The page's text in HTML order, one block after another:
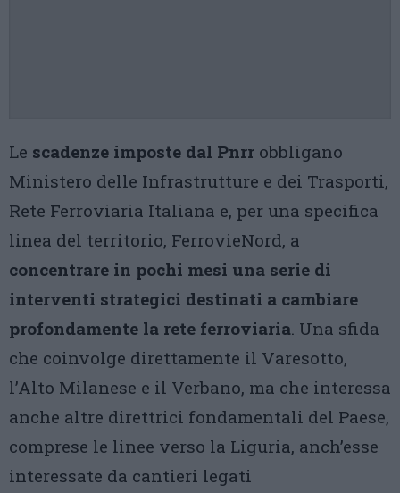
Le scadenze imposte dal Pnrr obbligano
Ministero delle Infrastrutture e dei Trasporti,
Rete Ferroviaria Italiana e, per una specifica
linea del territorio, FerrovieNord, a
concentrare in pochi mesi una serie di
interventi strategici destinati a cambiare
profondamente la rete ferroviaria. Una sfida
che coinvolge direttamente il Varesotto,
l’Alto Milanese e il Verbano, ma che interessa
anche altre direttrici fondamentali del Paese,
comprese le linee verso la Liguria, anch’esse
interessate da cantieri legati